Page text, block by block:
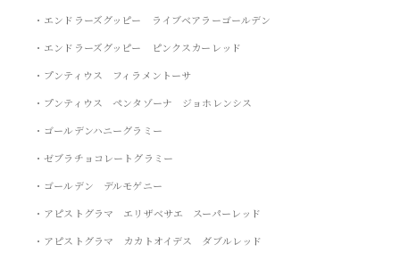
・エンドラーズグッピー ライブベアラーゴールデン
・エンドラーズグッピー ピンクスカーレッド
・プンティウス フィラメントーサ
・プンティウス ペンタゾーナ ジョホレンシス
・ゴールデンハニーグラミー
・ゼブラチョコレートグラミー
・ゴールデン デルモゲニー
・アピストグラマ エリザベサエ スーパーレッド
・アピストグラマ カカトオイデス ダブルレッド